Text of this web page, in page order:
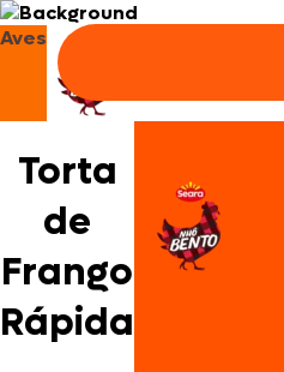
Aves
Torta
de
Frango
Rápida